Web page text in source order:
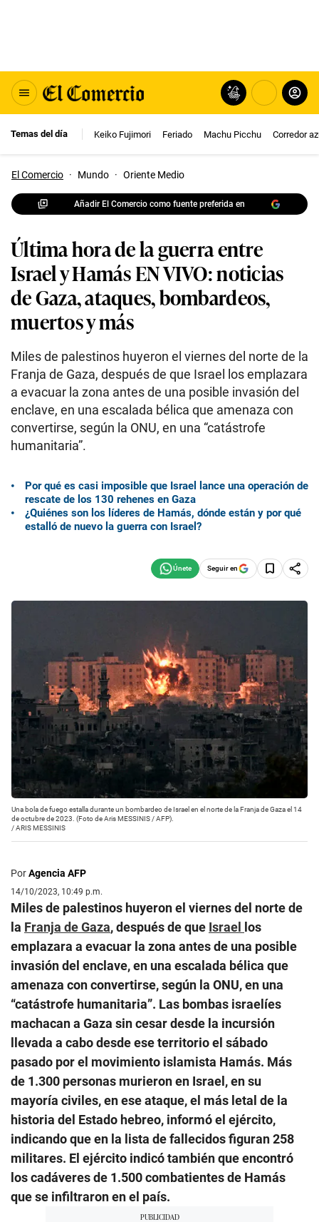
Temas del día Keiko Fujimori Feriado Machu Picchu Corredor
El Comercio · Mundo · Oriente Medio
Añadir El Comercio como fuente preferida en
Última hora de la guerra entre
Israel y Hamás EN VIVO: noticias
de Gaza, ataques, bombardeos,
muertos y más
Miles de palestinos huyeron el viernes del norte de la
Franja de Gaza, después de que Israel los emplazara
a evacuar la zona antes de una posible invasión del
enclave, en una escalada bélica que amenaza con
convertirse, según la ONU, en una “catástrofe
humanitaria”.
Por qué es casi imposible que Israel lance una operación de
rescate de los 130 rehenes en Gaza
¿Quiénes son los líderes de Hamás, dónde están y por qué
estalló de nuevo la guerra con Israel?
Seguir en
Una bola de fuego estalla durante un bombardeo de Israel en el norte de la Franja de Gaza el 14
de octubre de 2023. (Foto de Aris MESSINIS / AFP).
/ARIS MESSINIS
PorAgencia AFP
14/10/2023, 10:49 p.m.
Miles de palestinos huyeron el viernes del norte de
la Franja de Gaza, después de que Israel los
emplazara a evacuar la zona antes de una posible
invasión del enclave, en una escalada bélica que
amenaza con convertirse, según la ONU, en una
“catástrofe humanitaria”. Las bombas israelíes
machacan a Gaza sin cesar desde la incursión
llevada a cabo desde ese territorio el sábado
pasado por el movimiento islamista Hamás. Más
de 1.300 personas murieron en Israel, en su
mayoría civiles, en ese ataque, el más letal de la
historia del Estado hebreo, informó el ejército,
indicando que en la lista de fallecidos figuran 258
militares. El ejército indicó también que encontró
los cadáveres de 1.500 combatientes de Hamás
que se infiltraron en el país.